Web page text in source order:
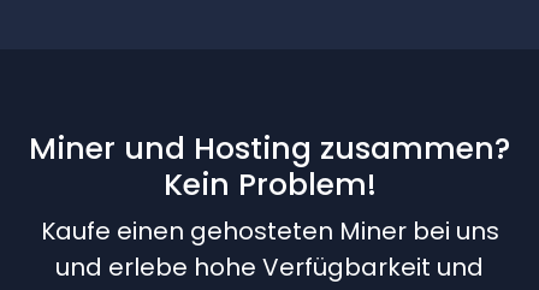
Miner und Hosting zusammen?
Kein Problem!
Kaufe einen gehosteten Miner bei uns
und erlebe hohe Verfügbarkeit und